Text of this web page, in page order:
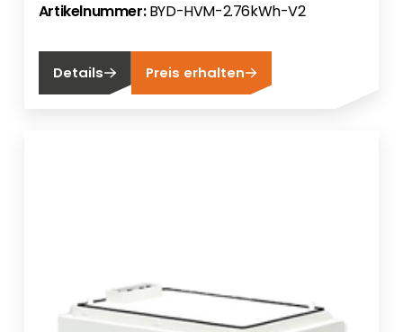
Artikelnummer:BYD-HVM-2.76kWh-V2
Details Preis erhalten